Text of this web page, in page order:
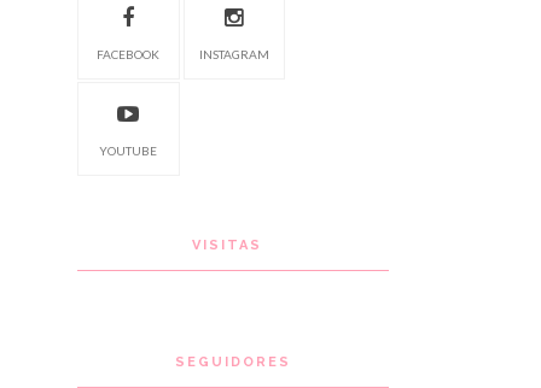
FACEBOOK INSTAGRAM
YOUTUBE
VISITAS
SEGUIDORES